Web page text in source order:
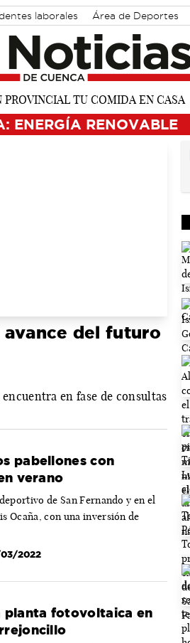
laborales Área de Deportes
ENERGÍA RENOVABLE
avance del futuro
en fase de consultas
pabellones con
verano
de San Fernando y en el
Ocaña, con una inversión de
2022
planta fotovoltaica en